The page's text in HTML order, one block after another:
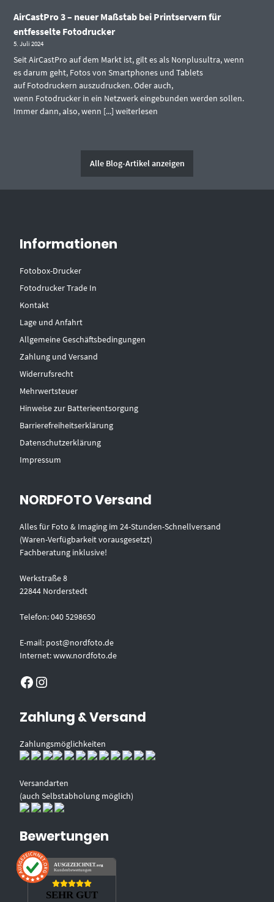
AirCastPro 3 – neuer Maßstab bei Printservern für
entfesselte Fotodrucker
5. Juli 2024
Seit AirCastPro auf dem Markt ist, gilt es als Nonplusultra, wenn
es darum geht, Fotos von Smartphones und Tablets
auf Fotodruckern auszudrucken. Oder auch,
wenn Fotodrucker in ein Netzwerk eingebunden werden sollen.
Immer dann, also, wenn [...]weiterlesen
Alle Blog-Artikel anzeigen
Informationen
Fotobox-Drucker
Fotodrucker Trade In
Kontakt
Lage und Anfahrt
Allgemeine Geschäftsbedingungen
Zahlung und Versand
Widerrufsrecht
Mehrwertsteuer
Hinweise zur Batterieentsorgung
Barrierefreiheitserklärung
Datenschutzerklärung
Impressum
NORDFOTO Versand
Alles für Foto & Imaging im 24-Stunden-Schnellversand
(Waren-Verfügbarkeit vorausgesetzt)
Fachberatung inklusive!
Werkstraße 8
22844 Norderstedt
Telefon: 040 5298650
E-mail: post@nordfoto.de
Internet: www.nordfoto.de
Facebook Instagram
Zahlung & Versand
Zahlungsmöglichkeiten
Versandarten
(auch Selbstabholung möglich)
Bewertungen
AUSGEZEICHNET .org
Kundenbewertungen
SEHR GUT